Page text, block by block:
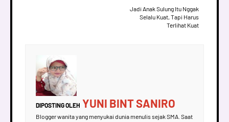
Jadi Anak Sulung Itu Nggak
Selalu Kuat, Tapi Harus
Terlihat Kuat
DIPOSTING OLEH YUNI BINT SANIRO
Blogger wanita yang menyukai dunia menulis sejak SMA. Saat